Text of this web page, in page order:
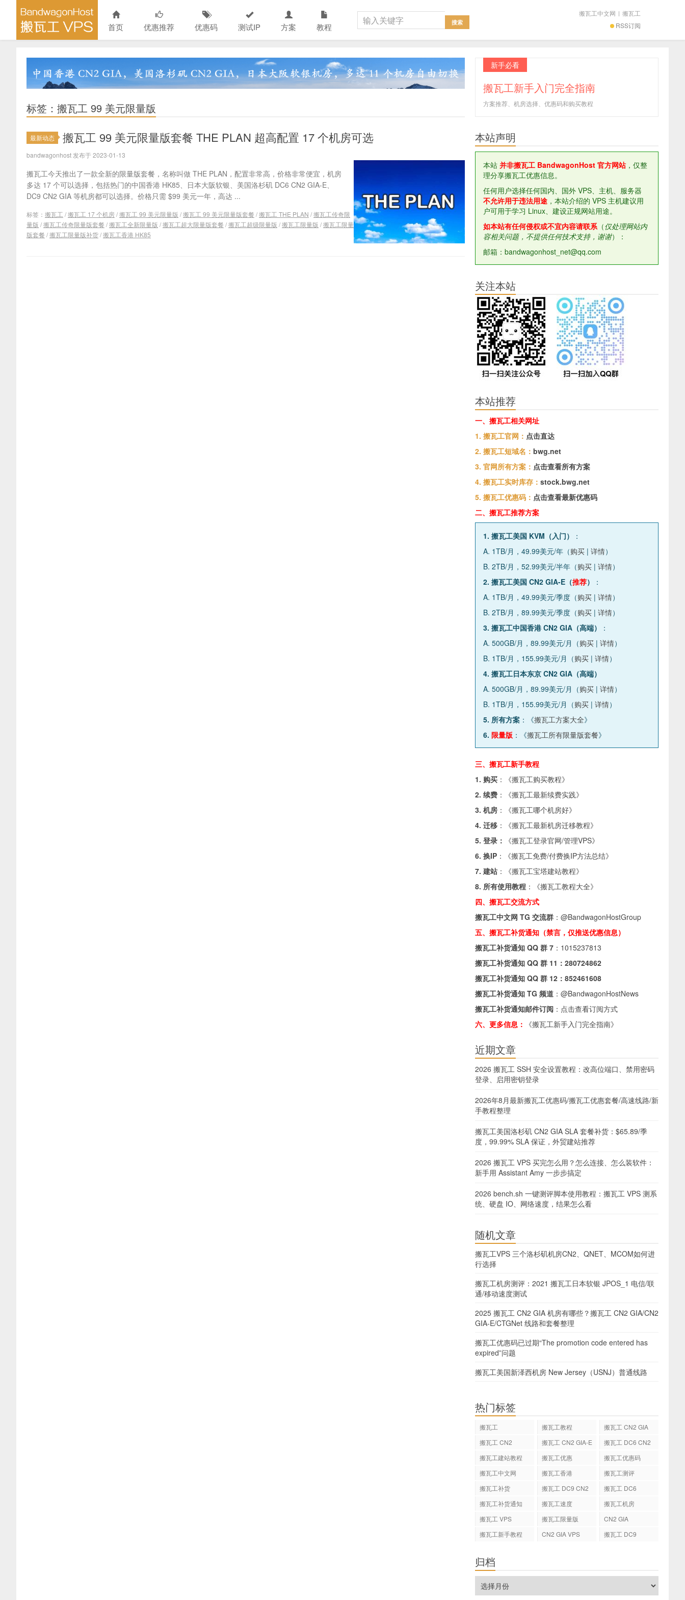
首页 优惠推荐 优惠码 测试IP 方案 教程 RSS订阅
搬瓦工中文网 | 搬瓦工
标签：搬瓦工 99 美元限量版
最新动态 搬瓦工 99 美元限量版套餐 THE PLAN 超高配置 17 个机房可选
bandwagonhost 发布于 2023-01-13
搬瓦工今天推出了一款全新的限量版套餐，名称叫做 THE PLAN，配置非常高，价格非常便宜，机房
多达 17 个可以选择，包括热门的中国香港 HK85、日本大阪软银、美国洛杉矶 DC6 CN2 GIA-E、
DC9 CN2 GIA 等机房都可以选择。价格只需 $99 美元一年，高达 ...
标签： 搬瓦工 /搬瓦工 17 个机房/搬瓦工 99 美元限量版 /搬瓦工 99 美元限量版套餐 /搬瓦工 THE PLAN /搬瓦工传奇限
量版 /搬瓦工传奇限量版套餐 /搬瓦工全新限量版 /搬瓦工超大限量版套餐 /搬瓦工超级限量版 /搬瓦工限量版 /搬瓦工限量
版套餐 /搬瓦工限量版补货/搬瓦工香港 HK85
新手必看
搬瓦工新手入门完全指南
方案推荐、机房选择、优惠码和购买教程
本站声明
本站 并非搬瓦工 BandwagonHost 官方网站，仅整
理分享搬瓦工优惠信息。
任何用户选择任何国内、国外 VPS、主机、服务器
不允许用于违法用途 ，本站介绍的 VPS 主机建议用
户可用于学习 Linux、建设正规网站用途。
如本站有任何侵权或不宜内容请联系（仅处理网站内
容相关问题，不提供任何技术支持，谢谢）：
邮箱：bandwagonhost_net@qq.com
关注本站
本站推荐
一、搬瓦工相关网址
1. 搬瓦工官网： 点击直达
2. 搬瓦工短域名： bwg.net
3. 官网所有方案： 点击查看所有方案
4. 搬瓦工实时库存： stock.bwg.net
5. 搬瓦工优惠码： 点击查看最新优惠码
二、搬瓦工推荐方案
1. 搬瓦工美国 KVM（入门）
：
A. 1TB/月，49.99美元/年（购买 | 详情）
B. 2TB/月，52.99美元/半年（购买 | 详情）
2. 搬瓦工美国 CN2 GIA-E（推荐）
：
A. 1TB/月，49.99美元/季度（购买 | 详情）
B. 2TB/月，89.99美元/季度（购买 | 详情）
3. 搬瓦工中国香港 CN2 GIA（高端）
：
A. 500GB/月，89.99美元/月（购买 | 详情）
B. 1TB/月，155.99美元/月（购买 | 详情）
4. 搬瓦工日本东京 CN2 GIA（高端）
A. 500GB/月，89.99美元/月（购买 | 详情）
B. 1TB/月，155.99美元/月（购买 | 详情）
5. 所有方案 ：《搬瓦工方案大全》
6. 限量版 ：《搬瓦工所有限量版套餐》
三、搬瓦工新手教程
1. 购买 ：《搬瓦工购买教程》
2. 续费 ：《搬瓦工最新续费实践》
3. 机房 ：《搬瓦工哪个机房好》
4. 迁移 ：《搬瓦工最新机房迁移教程》
5. 登录：
《搬瓦工登录官网/管理VPS》
6. 换IP ：《搬瓦工免费/付费换IP方法总结》
7. 建站 ：《搬瓦工宝塔建站教程》
8. 所有使用教程 ：《搬瓦工教程大全》
四、搬瓦工交流方式
搬瓦工中文网 TG 交流群 ： @BandwagonHostGroup
五、搬瓦工补货通知（禁言，仅推送优惠信息）
搬瓦工补货通知 QQ 群 7 ： 1015237813
搬瓦工补货通知 QQ 群 11： 280724862
搬瓦工补货通知 QQ 群 12： 852461608
搬瓦工补货通知 TG 频道 ： @BandwagonHostNews
搬瓦工补货通知邮件订阅 ： 点击查看订阅方式
六、更多信息：
《搬瓦工新手入门完全指南》
近期文章
2026 搬瓦工 SSH 安全设置教程：改高位端口、禁用密码
登录、启用密钥登录
2026年8月最新搬瓦工优惠码/搬瓦工优惠套餐/高速线路/新
手教程整理
搬瓦工美国洛杉矶 CN2 GIA SLA 套餐补货：$65.89/季
度，99.99% SLA 保证，外贸建站推荐
2026 搬瓦工 VPS 买完怎么用？怎么连接、怎么装软件：
新手用 Assistant Amy 一步步搞定
2026 bench.sh 一键测评脚本使用教程：搬瓦工 VPS 测系
统、硬盘 IO、网络速度，结果怎么看
随机文章
搬瓦工VPS 三个洛杉矶机房CN2、QNET、MCOM如何进
行选择
搬瓦工机房测评：2021 搬瓦工日本软银 JPOS_1 电信/联
通/移动速度测试
2025 搬瓦工 CN2 GIA 机房有哪些？搬瓦工 CN2 GIA/CN2
GIA-E/CTGNet 线路和套餐整理
搬瓦工优惠码已过期“The promotion code entered has
expired”问题
搬瓦工美国新泽西机房 New Jersey（USNJ）普通线路
热门标签
搬瓦工 搬瓦工教程
搬瓦工 CN2 GIA
搬瓦工 CN2
搬瓦工 CN2 GIA-E
搬瓦工 DC6 CN2
搬瓦工建站教程 搬瓦工优惠
搬瓦工优惠码
搬瓦工中文网
搬瓦工香港
搬瓦工测评
搬瓦工补货
搬瓦工 DC9 CN2
搬瓦工 DC6
搬瓦工补货通知
搬瓦工速度
搬瓦工机房
搬瓦工 VPS
搬瓦工限量版
CN2 GIA
搬瓦工新手教程
CN2 GIA VPS 搬瓦工 DC9
归档